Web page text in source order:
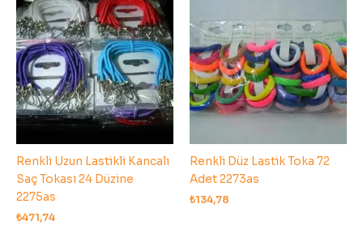
Renkli Uzun Lastikli Kancalı
Saç Tokası 24 Düzine
2275as
₺471,74
Renkli Düz Lastik Toka 72
Adet 2273as
₺134,78